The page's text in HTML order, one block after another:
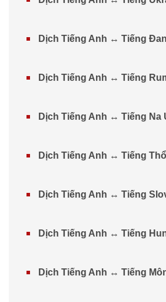
Dịch Tiếng Anh ↔ Tiếng
Dịch Tiếng Anh ↔ Tiếng
Dịch Tiếng Anh ↔ Tiếng Na
Dịch Tiếng Anh ↔ Tiếng
Dịch Tiếng Anh ↔ Tiếng
Dịch Tiếng Anh ↔ Tiếng
Dịch Tiếng Anh ↔ Tiếng